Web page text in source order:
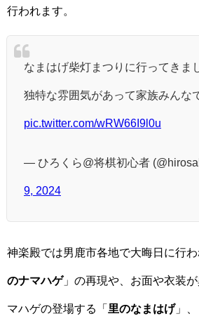
行われます。
なまはげ柴灯まつりに行ってきま
独特な雰囲気があって家族みんな
pic.twitter.com/wRW66I9l0u
— ひろくら@将棋初心者
9, 2024
神楽殿では男鹿市各地で大晦日に行わ
のナマハゲ」の再現や、お面や衣装
マハゲの登場する「 里のなまはげ」